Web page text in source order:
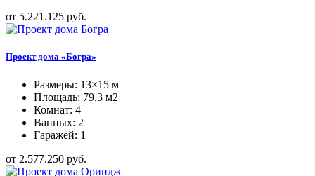
от 5.221.125 руб.
Проект дома «Богра»
Размеры: 13×15 м
Площадь: 79,3 м2
Комнат: 4
Ванных: 2
Гаражей: 1
от 2.577.250 руб.